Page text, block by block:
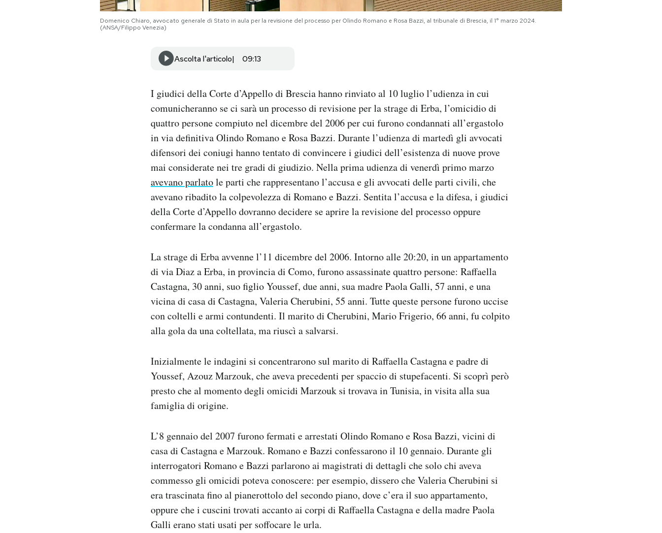
Domenico Chiaro, avvocato generale di Stato in aula per la revisione del processo per Olindo Romano e Rosa Bazzi, al tribunale di Brescia, il 1° marzo 2024.
(ANSA/Filippo Venezia)
Ascolta l'articolo 09:13
I giudici della Corte d’Appello di Brescia hanno rinviato al 10 luglio l’udienza in cui
comunicheranno se ci sarà un processo di revisione per la strage di Erba, l’omicidio di
quattro persone compiuto nel dicembre del 2006 per cui furono condannati all’ergastolo
in via definitiva Olindo Romano e Rosa Bazzi. Durante l’udienza di martedì gli avvocati
difensori dei coniugi hanno tentato di convincere i giudici dell’esistenza di nuove prove
mai considerate nei tre gradi di giudizio. Nella prima udienza di venerdì primo marzo
avevano parlatole parti che rappresentano l’accusa e gli avvocati delle parti civili, che
avevano ribadito la colpevolezza di Romano e Bazzi. Sentita l’accusa e la difesa, i giudici
della Corte d’Appello dovranno decidere se aprire la revisione del processo oppure
confermare la condanna all’ergastolo.
La strage di Erba avvenne l’11 dicembre del 2006. Intorno alle 20:20, in un appartamento
di via Diaz a Erba, in provincia di Como, furono assassinate quattro persone: Raffaella
Castagna, 30 anni, suo figlio Youssef, due anni, sua madre Paola Galli, 57 anni, e una
vicina di casa di Castagna, Valeria Cherubini, 55 anni. Tutte queste persone furono uccise
con coltelli e armi contundenti. Il marito di Cherubini, Mario Frigerio, 66 anni, fu colpito
alla gola da una coltellata, ma riuscì a salvarsi.
Inizialmente le indagini si concentrarono sul marito di Raffaella Castagna e padre di
Youssef, Azouz Marzouk, che aveva precedenti per spaccio di stupefacenti. Si scoprì però
presto che al momento degli omicidi Marzouk si trovava in Tunisia, in visita alla sua
famiglia di origine.
L’8 gennaio del 2007 furono fermati e arrestati Olindo Romano e Rosa Bazzi, vicini di
casa di Castagna e Marzouk. Romano e Bazzi confessarono il 10 gennaio. Durante gli
interrogatori Romano e Bazzi parlarono ai magistrati di dettagli che solo chi aveva
commesso gli omicidi poteva conoscere: per esempio, dissero che Valeria Cherubini si
era trascinata fino al pianerottolo del secondo piano, dove c’era il suo appartamento,
oppure che i cuscini trovati accanto ai corpi di Raffaella Castagna e della madre Paola
Galli erano stati usati per soffocare le urla.